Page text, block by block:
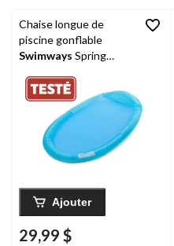
Chaise longue de
piscine gonflable
Swimways Spring
Ajouter
29,99 $